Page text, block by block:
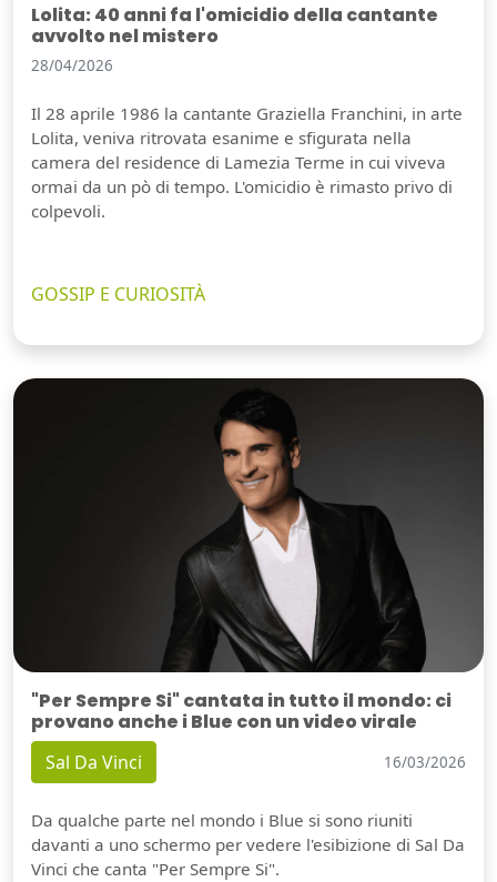
Lolita: 40 anni fa l'omicidio della cantante
avvolto nel mistero
28/04/2026
Il 28 aprile 1986 la cantante Graziella Franchini, in arte
Lolita, veniva ritrovata esanime e sfigurata nella
camera del residence di Lamezia Terme in cui viveva
ormai da un pò di tempo. L'omicidio è rimasto privo di
colpevoli.
GOSSIP E CURIOSITÀ
"Per Sempre Si" cantata in tutto il mondo: ci
provano anche i Blue con un video virale
Sal Da Vinci 16/03/2026
Da qualche parte nel mondo i Blue si sono riuniti
davanti a uno schermo per vedere l'esibizione di Sal Da
Vinci che canta "Per Sempre Si".